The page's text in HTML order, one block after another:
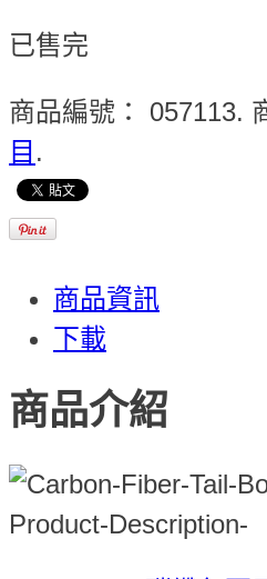
已售完
商品編號： 057113.
目 .
商品資訊
下載
商品介紹